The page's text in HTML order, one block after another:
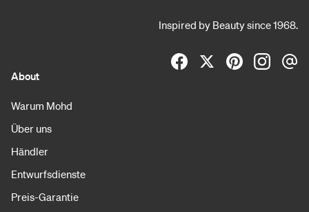
Inspired by Beauty since 1968.
About
Warum Mohd
Über uns
Händler
Entwurfsdienste
Preis-Garantie